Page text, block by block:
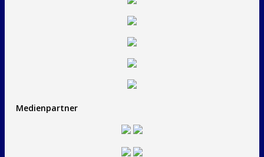
Medienpartner